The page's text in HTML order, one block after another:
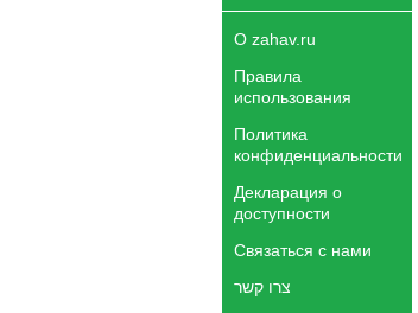
О zahav.ru
Правила
использования
Политика
конфиденциальности
Декларация о
доступности
Связаться с нами
צרו קשר